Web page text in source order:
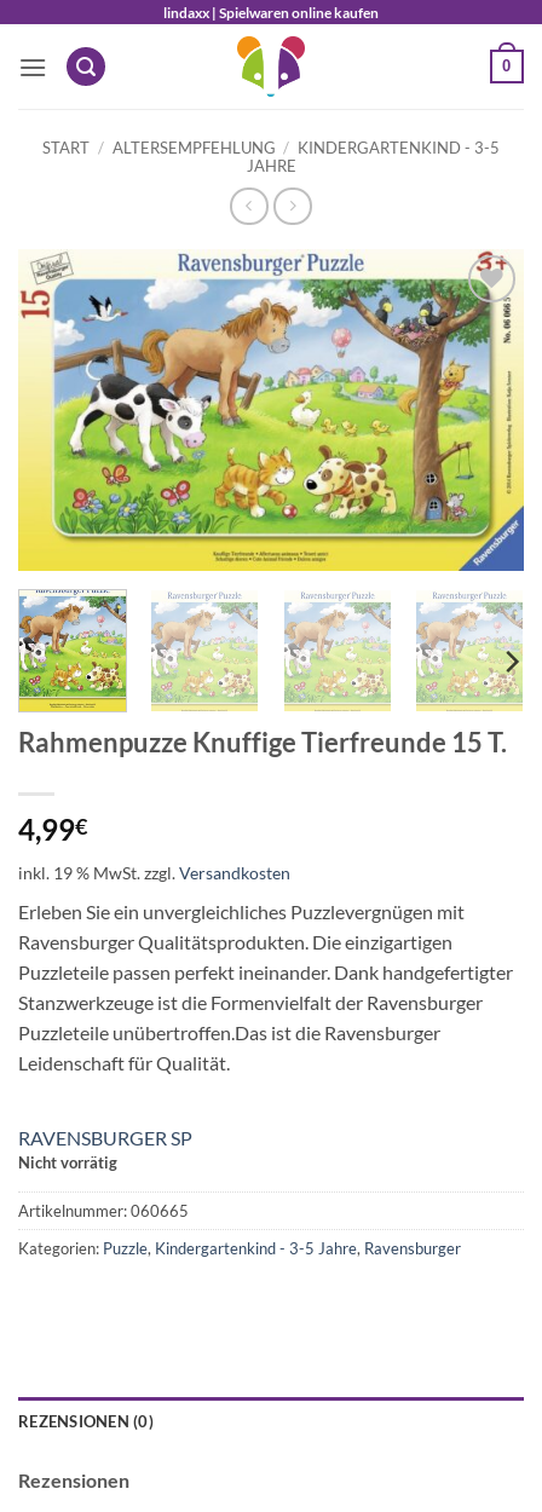
springen
lindaxx | Spielwaren online kaufen
0
START / ALTERSEMPFEHLUNG / KINDERGARTENKIND - 3-5
JAHRE
Auf die
Wunschliste
Rahmenpuzze Knuffige Tierfreunde 15 T.
4,99€
inkl. 19 % MwSt.zzgl.Versandkosten
Erleben Sie ein unvergleichliches Puzzlevergnügen mit
Ravensburger Qualitätsprodukten. Die einzigartigen
Puzzleteile passen perfekt ineinander. Dank handgefertigter
Stanzwerkzeuge ist die Formenvielfalt der Ravensburger
Puzzleteile unübertroffen.Das ist die Ravensburger
Leidenschaft für Qualität.
RAVENSBURGER SP
Nicht vorrätig
Artikelnummer:060665
Kategorien: Puzzle, Kindergartenkind - 3-5 Jahre, Ravensburger
REZENSIONEN (0)
Rezensionen